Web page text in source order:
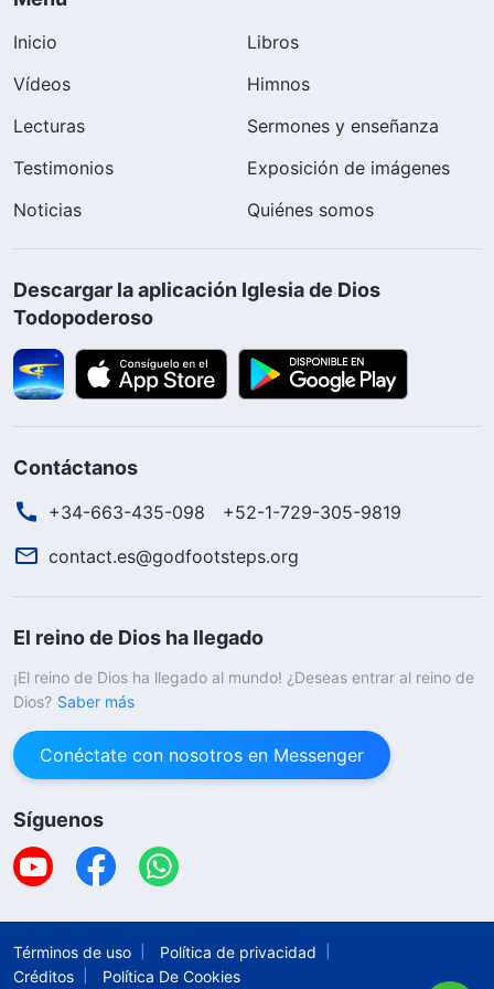
Inicio
Libros
Vídeos
Himnos
Lecturas
Sermones y enseñanza
Testimonios
Exposición de imágenes
Noticias
Quiénes somos
Descargar la aplicación Iglesia de Dios
Todopoderoso
Contáctanos
+34-663-435-098
+52-1-729-305-9819
contact.es@godfootsteps.org
El reino de Dios ha llegado
¡El reino de Dios ha llegado al mundo! ¿Deseas entrar al reino de
Dios? Saber más
Conéctate con nosotros en Messenger
Síguenos
Términos de uso
Política de privacidad
Créditos
Política De Cookies